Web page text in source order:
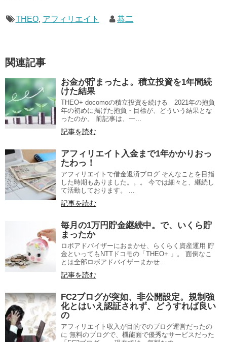
THEO, アフィリエイト 恭二
関連記事
お金が貯まったよ。積立投資を1年間続
けた結果
THEO+ docomoの積立投資を続ける 2021年の抱負
年の初めに掲げた抱負・目標が、どういう結果とな
ったのか。 前記事は、一...
記事を読む
アフィリエイト入金まで1年かかりおっ
たわっ！
アフィリエイトで借金返済ブログ そんなことを目指
した時期もありました。。。 今では細々と、継続し
て活動しております。 ...
記事を読む
毎月の1万円貯金継続中。で、いくら貯
まったか
ロボアドバイザーにおまかせ、らくらく資産運用 貯
金といってもNTTドコモの「THEO+ 」。 面倒なこ
とは全部ロボアドバイザーまかせ...
記事を読む
FC2ブログが突如、非公開設定。規制強
化とはいえ認証されず、どうすれば良い
の
アフィリエイト収入が目的でのブログ運営だったの
に 無料のブログで、機能面で優秀なサービスだった